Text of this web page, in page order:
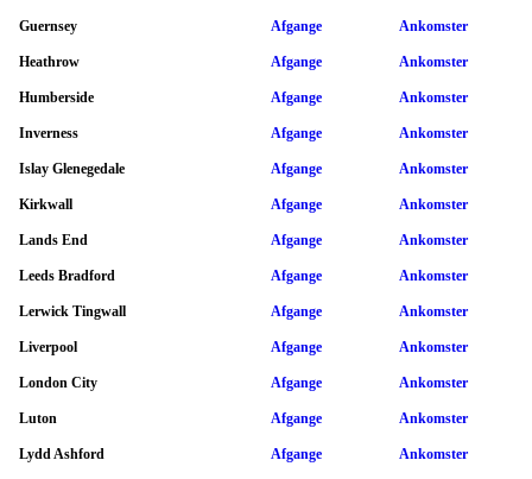
Guernsey Afgange Ankomster
Heathrow Afgange Ankomster
Humberside Afgange Ankomster
Inverness Afgange Ankomster
Islay Glenegedale Afgange Ankomster
Kirkwall Afgange Ankomster
Lands End Afgange Ankomster
Leeds Bradford Afgange Ankomster
Lerwick Tingwall Afgange Ankomster
Liverpool Afgange Ankomster
London City Afgange Ankomster
Luton Afgange Ankomster
Lydd Ashford Afgange Ankomster